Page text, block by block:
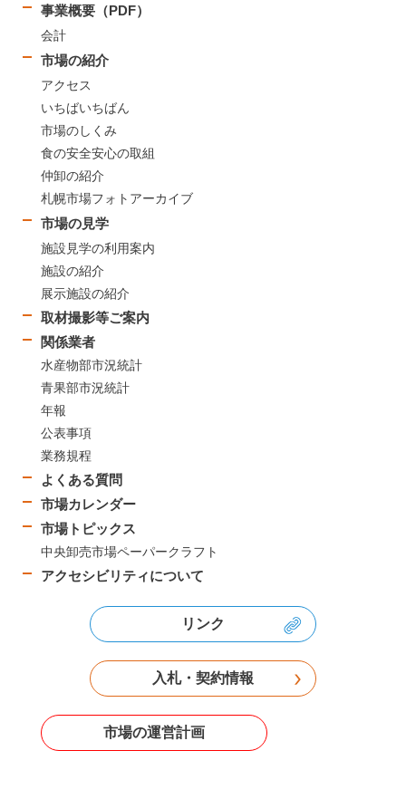
事業概要（PDF）
会計
市場の紹介
アクセス
いちばいちばん
市場のしくみ
食の安全安心の取組
仲卸の紹介
札幌市場フォトアーカイブ
市場の見学
施設見学の利用案内
施設の紹介
展示施設の紹介
取材撮影等ご案内
関係業者
水産物部市況統計
青果部市況統計
年報
公表事項
業務規程
よくある質問
市場カレンダー
市場トピックス
中央卸売市場ペーパークラフト
アクセシビリティについて
リンク
入札・契約情報
市場の運営計画